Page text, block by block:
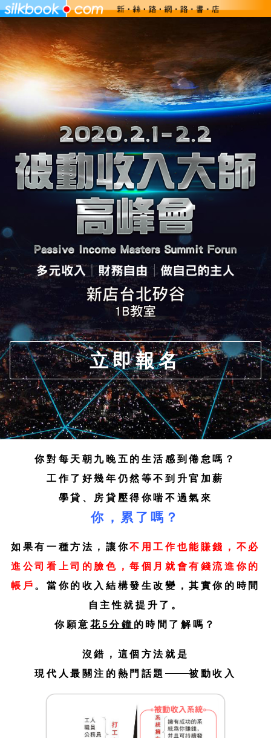
立即報名
你對每天朝九晚五的生活感到倦怠嗎？
工作了好幾年仍然等不到升官加薪
學貸、房貸壓得你喘不過氣來
你，累了嗎？
如果有一種方法，讓你不用工作也能賺錢，不必
進公司看上司的臉色，每個月就會有錢流進你的
帳戶。當你的收入結構發生改變，其實你的時間
自主性就提升了。
你願意花5分鐘的時間了解嗎？
沒錯，這個方法就是
現代人最關注的熱門話題
被動收入